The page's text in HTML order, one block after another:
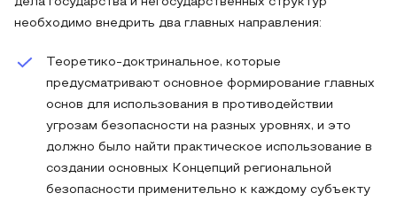
необходимо внедрить два главных направления:
Теоретико-доктринальное, которые
предусматривают основное формирование главных
основ для использования в противодействии
угрозам безопасности на разных уровнях, и это
должно было найти практическое использование в
создании основных Концепций региональной
безопасности применительно к каждому субъекту